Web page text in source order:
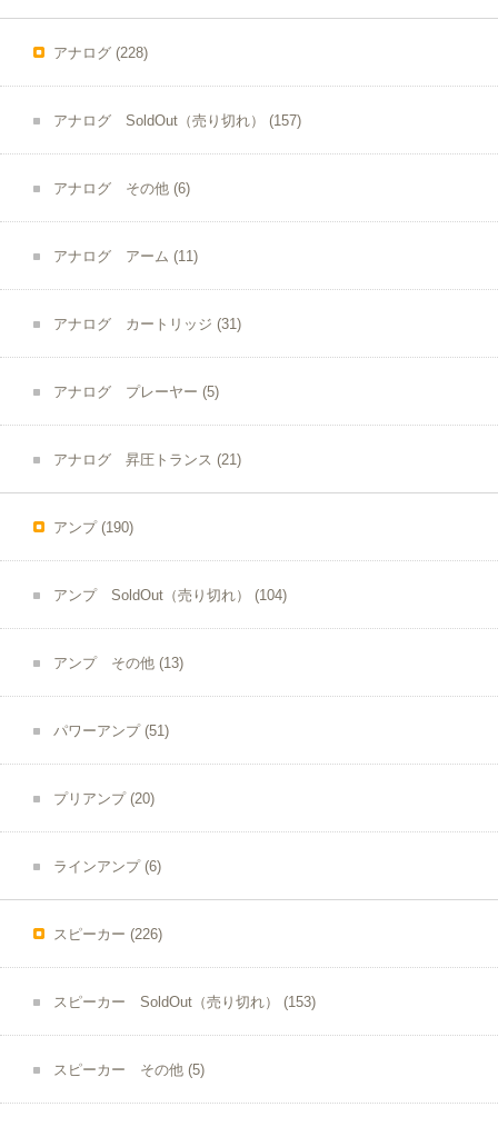
アナログ (228)
アナログ SoldOut（売り切れ） (157)
アナログ その他 (6)
アナログ アーム (11)
アナログ カートリッジ (31)
アナログ プレーヤー (5)
アナログ 昇圧トランス (21)
アンプ (190)
アンプ SoldOut（売り切れ） (104)
アンプ その他 (13)
パワーアンプ (51)
プリアンプ (20)
ラインアンプ (6)
スピーカー (226)
スピーカー SoldOut（売り切れ） (153)
スピーカー その他 (5)